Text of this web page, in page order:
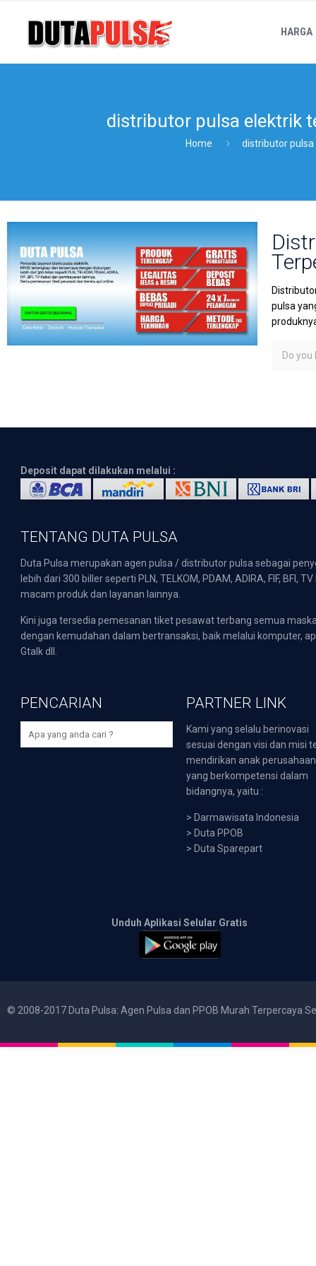
HARGA
distributor pulsa elektrik
Home distributor
pulsa
Do you
Deposit dapat dilakukan melalui :
TENTANG DUTA PULSA
Duta Pulsa merupakan agen pulsa / distributor pulsa sebagai
lebih dari 300 biller seperti PLN, TELKOM, PDAM, ADIRA, FIF,
macam produk dan layanan lainnya.
Kini juga tersedia pemesanan tiket pesawat terbang semua
dengan kemudahan dalam bertransaksi, baik melalui komputer,
Gtalk dll.
PENCARIAN PARTNER LINK
Kami yang selalu berinovasi
sesuai dengan visi dan misi
mendirikan anak perusahaan
yang berkompetensi dalam
bidangnya, yaitu :
> Darmawisata Indonesia
> Duta PPOB
> Duta Sparepart
Unduh Aplikasi Selular Gratis
© 2008-2017 Duta Pulsa: Agen Pulsa dan PPOB Murah Terpercaya